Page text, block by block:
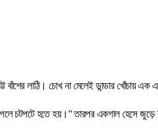
লাঠি। চোখ না মেলেই ডান্ডার খোঁচায়
চটপটে হতে হয়।" তারপর একগাল হেসে